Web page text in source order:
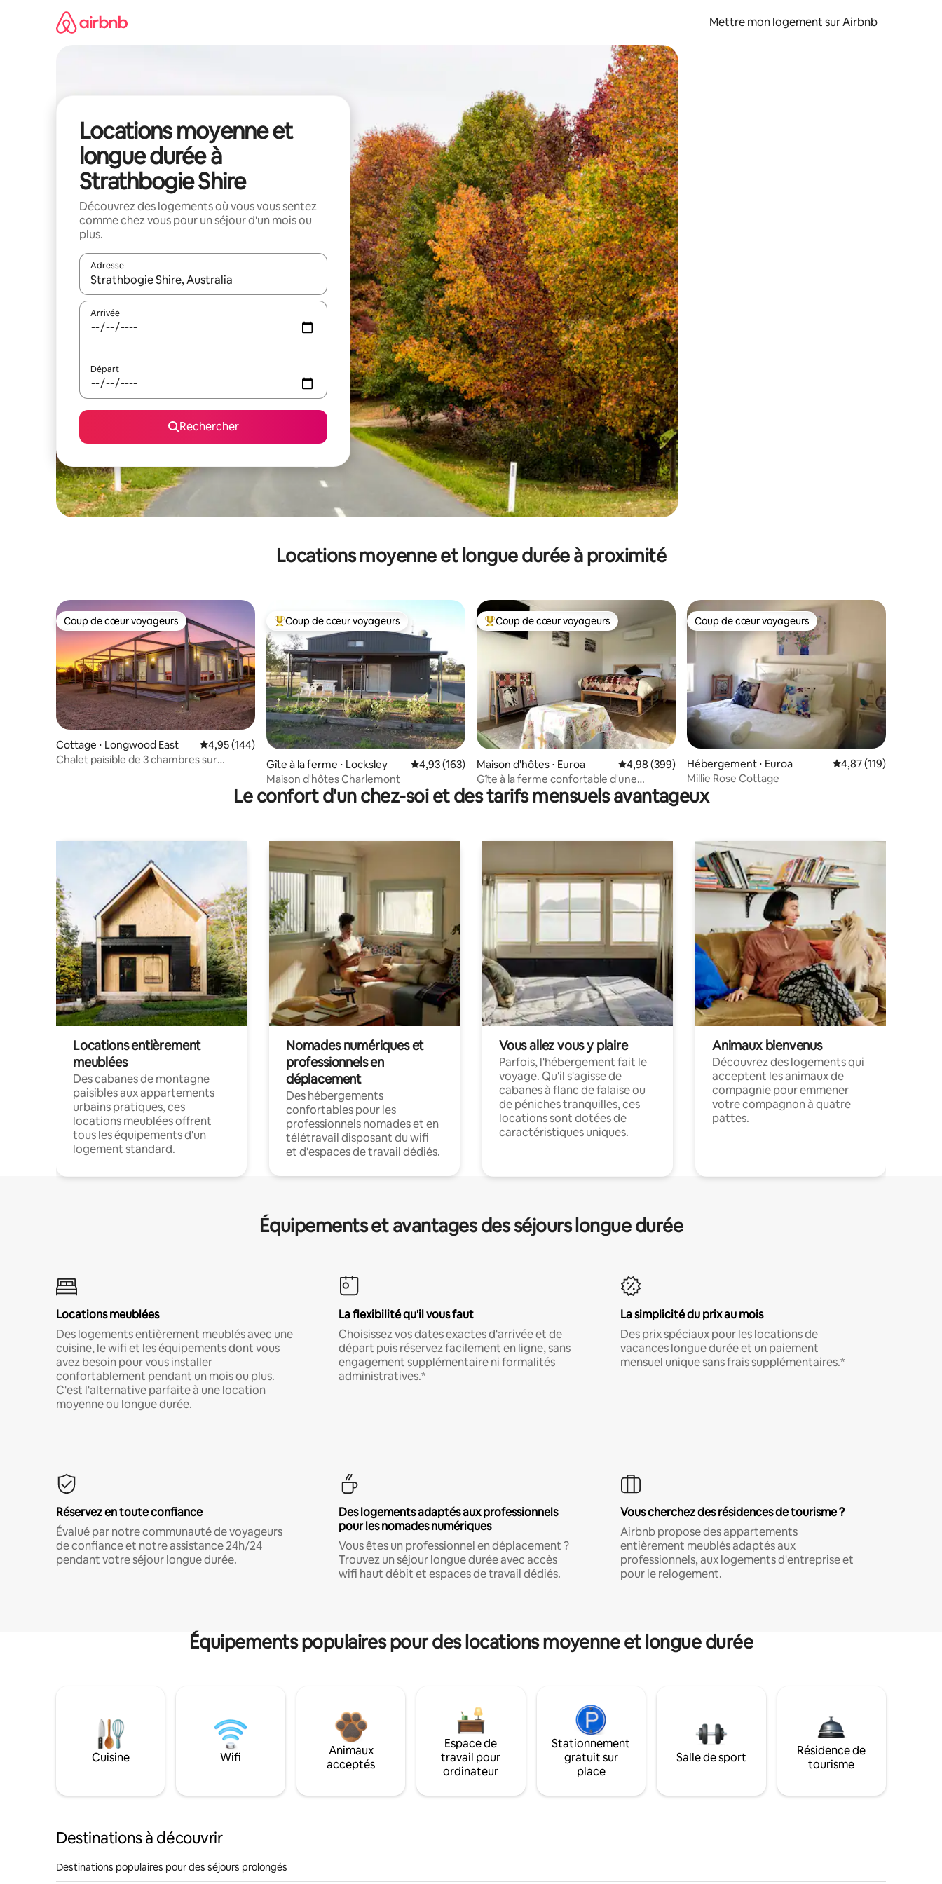
Mettre mon logement sur Airbnb
Locations moyenne et
longue durée à
Strathbogie Shire
Découvrez des logements où vous vous sentez
comme chez vous pour un séjour d'un mois ou
plus.
Adresse
Lorsque les résultats s'affichent, utilisez les flèches vers le haut et vers le bas pour les parcourir ou en appuyant et en faisant glisser.
Arrivée
Départ
Rechercher
Locations moyenne et longue durée à proximité
Coup de cœur voyageurs
Coup de cœur voyageurs
Cottage ⋅ Longwood East Évaluation moyenne sur la base de 144 commentaires : 4,95 sur 5
4,95 (144)
Chalet paisible de 3 chambres sur
Coups de cœur voyageurs les plus appréciés
Coup de cœur voyageurs
Gîte à la ferme ⋅ Locksley Évaluation moyenne sur la base de 163 commentaires : 4,93 sur 5
4,93 (163)
Maison d'hôtes Charlemont
Coups de cœur voyageurs les plus appréciés
Coup de cœur voyageurs
Maison d'hôtes ⋅ Euroa Évaluation moyenne sur la base de 399 commentaires : 4,98 sur 5
4,98 (399)
Gîte à la ferme confortable d'une
chambre
Coup de cœur voyageurs
Coup de cœur voyageurs
Hébergement ⋅ Euroa Évaluation moyenne
4,87 (119)
Millie Rose Cottage
Le confort d'un chez-soi et des tarifs mensuels avantageux
Locations entièrement
meublées
Des cabanes de montagne
paisibles aux appartements
urbains pratiques, ces
locations meublées offrent
tous les équipements d'un
logement standard.
Nomades numériques et
professionnels en
déplacement
Des hébergements
confortables pour les
professionnels nomades et en
télétravail disposant du wifi
et d'espaces de travail dédiés.
Vous allez vous y plaire
Parfois, l'hébergement fait le
voyage. Qu'il s'agisse de
cabanes à flanc de falaise ou
de péniches tranquilles, ces
locations sont dotées de
caractéristiques uniques.
Animaux bienvenus
Découvrez des logements qui
acceptent les animaux de
compagnie pour emmener
votre compagnon à quatre
pattes.
Équipements et avantages des séjours longue durée
Locations meublées
Des logements entièrement meublés avec une
cuisine, le wifi et les équipements dont vous
avez besoin pour vous installer
confortablement pendant un mois ou plus.
C'est l'alternative parfaite à une location
moyenne ou longue durée.
La flexibilité qu'il vous faut
Choisissez vos dates exactes d'arrivée et de
départ puis réservez facilement en ligne, sans
engagement supplémentaire ni formalités
administratives.*
La simplicité du prix au mois
Des prix spéciaux pour les locations de
vacances longue durée et un paiement
mensuel unique sans frais supplémentaires.*
Réservez en toute confiance
Évalué par notre communauté de voyageurs
de confiance et notre assistance 24h/24
pendant votre séjour longue durée.
Des logements adaptés aux professionnels
pour les nomades numériques
Vous êtes un professionnel en déplacement ?
Trouvez un séjour longue durée avec accès
wifi haut débit et espaces de travail dédiés.
Vous cherchez des résidences de tourisme ?
Airbnb propose des appartements
entièrement meublés adaptés aux
professionnels, aux logements d'entreprise et
pour le relogement.
Équipements populaires pour des locations moyenne et longue durée
Cuisine Wifi
Animaux
acceptés
Espace de
travail pour
ordinateur
Stationnement
gratuit sur
place
Salle de sport
Résidence de
tourisme
Destinations à découvrir
Destinations populaires pour des séjours prolongés